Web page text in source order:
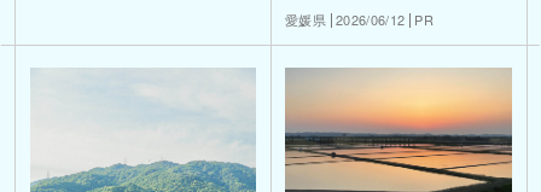
愛媛県 2026/06/12 PR